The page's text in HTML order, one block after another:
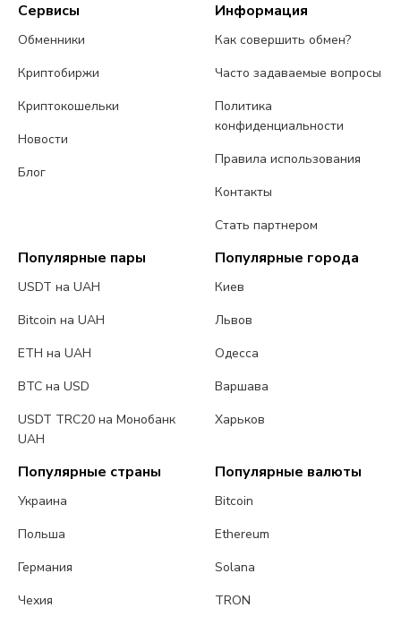
Сервисы
Обменники
Криптобиржи
Криптокошельки
Новости
Блог
Информация
Как совершить обмен?
Часто задаваемые вопросы
Политика
конфиденциальности
Правила использования
Контакты
Стать партнером
Популярные пары
USDT на UAH
Bitcoin на UAH
ETH на UAH
BTC на USD
USDT TRC20 на Монобанк
UAH
Популярные города
Киев
Львов
Одесса
Варшава
Харьков
Популярные страны
Украина
Польша
Германия
Чехия
Популярные валюты
Bitcoin
Ethereum
Solana
TRON